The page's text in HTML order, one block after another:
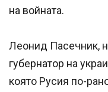
на войната.
Леонид Пасечник,
губернатор на
която Русия по-